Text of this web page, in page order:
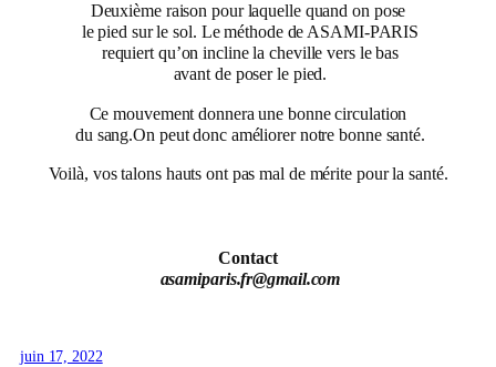
Deuxième raison pour laquelle quand on pose
le pied sur le sol. Le méthode de ASAMI-PARIS
requiert qu’on incline la cheville vers le bas
avant de poser le pied.
Ce mouvement donnera une bonne circulation
du sang.On peut donc améliorer notre bonne santé.
Voilà, vos talons hauts ont pas mal de mérite pour la santé.
Contact
asamiparis.fr@gmail.com
juin 17, 2022